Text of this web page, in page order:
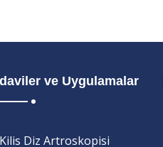
ve Uygulamalar
Kilis Diz Artroskopisi